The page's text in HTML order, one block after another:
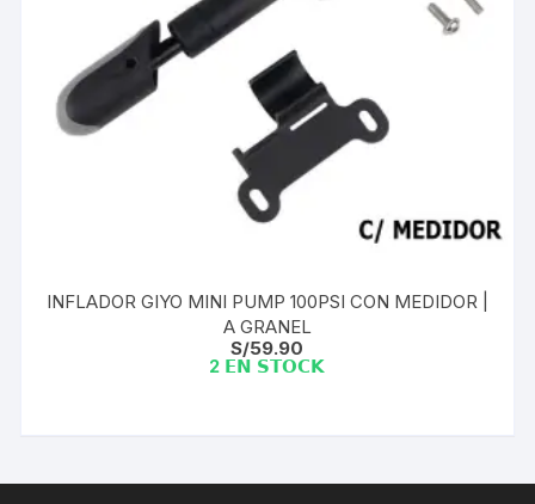
INFLADOR GIYO MINI PUMP 100PSI CON MEDIDOR |
A GRANEL
S/59.90
2 𝗘𝗡 𝗦𝗧𝗢𝗖𝗞